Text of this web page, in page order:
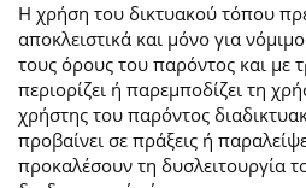
Η χρήση του δικτυακού τόπου
αποκλειστικά και μόνο για
τους όρους του παρόντος και με
περιορίζει ή παρεμποδίζει τη
χρήστης του παρόντος
προβαίνει σε πράξεις ή
προκαλέσουν τη δυσλειτουργία